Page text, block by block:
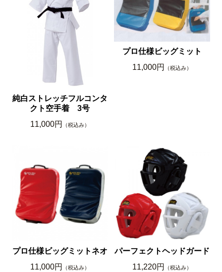
純白ストレッチフルコンタ
クト空手着 3号
11,000円
（税込み）
プロ仕様ビッグミット
11,000円
（税込み）
プロ仕様ビッグミットネオ
11,000円
（税込み）
パーフェクトヘッドガード
11,220円
（税込み）